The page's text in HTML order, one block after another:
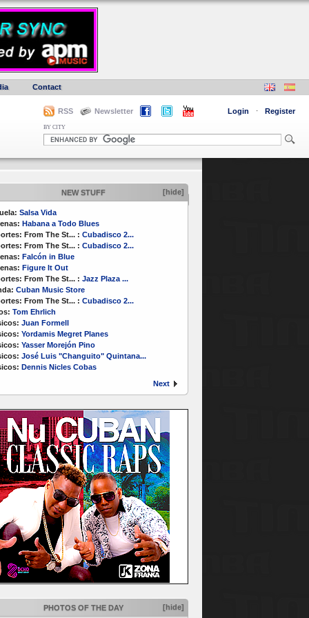
Contact
RSS Newsletter Login · Register
BY CITY
NEW STUFF [hide]
Salsa Vida
Habana a Todo Blues
From The St... : Cubadisco 2...
From The St... : Cubadisco 2...
Falcón in Blue
Figure It Out
From The St... : Jazz Plaza ...
Cuban Music Store
From The St... : Cubadisco 2...
Tom Ehrlich
Juan Formell
Yordamis Megret Planes
Yasser Morejón Pino
José Luis "Changuito" Quintana...
Dennis Nicles Cobas
Next
PHOTOS OF THE DAY [hide]